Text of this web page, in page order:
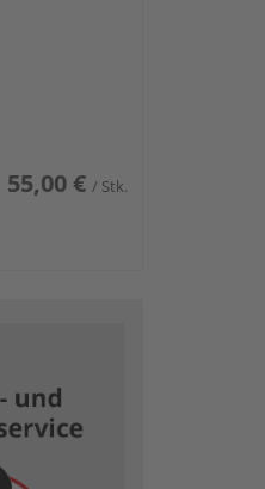
55,00 € / Stk.